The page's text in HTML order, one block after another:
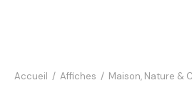
Accueil / Affiches / Maison, Nature &